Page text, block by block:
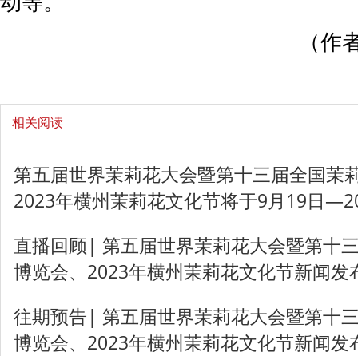
（作
相关阅读
第五届世界茉莉花大会暨第十三届全国茉
2023年横州茉莉花文化节将于9月19日
直播回顾| 第五届世界茉莉花大会暨第十
博览会、2023年横州茉莉花文化节新闻发
往期预告| 第五届世界茉莉花大会暨第十
博览会、2023年横州茉莉花文化节新闻发